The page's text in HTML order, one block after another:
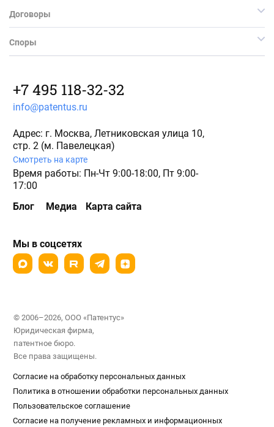
Договоры
Споры
+7 495 118-32-32
info@patentus.ru
Адрес: г. Москва, Летниковская улица 10,
стр. 2 (м. Павелецкая)
Смотреть на карте
Время работы: Пн-Чт 9:00-18:00, Пт 9:00-
17:00
Блог
Медиа Карта сайта
Мы в соцсетях
© 2006–2026, ООО «Патентус»
Юридическая фирма,
патентное бюро.
Все права защищены.
Согласие на обработку персональных данных
Политика в отношении обработки персональных данных
Пользовательское соглашение
Согласие на получение рекламных и информационных